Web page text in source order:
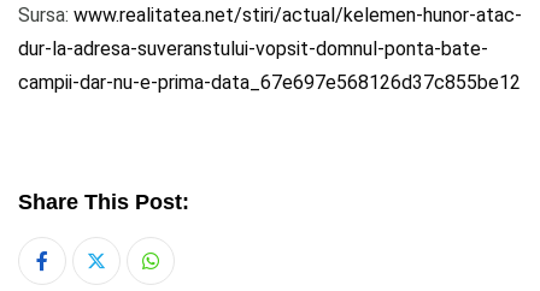
Sursa: www.realitatea.net/stiri/actual/kelemen-hunor-atac-
dur-la-adresa-suveranstului-vopsit-domnul-ponta-bate-
campii-dar-nu-e-prima-data_67e697e568126d37c855be12
Share This Post:
Whatsapp